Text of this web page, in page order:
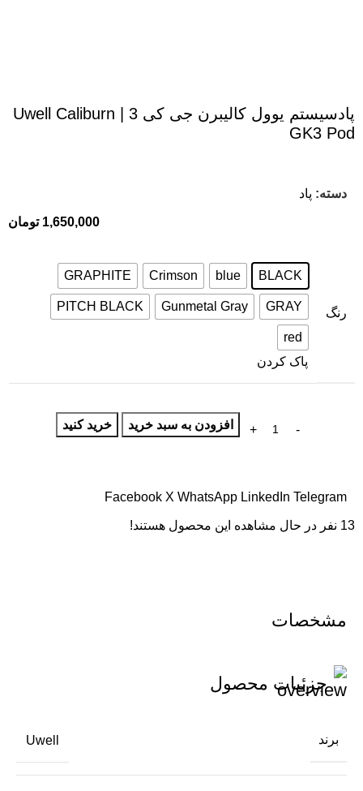
پادسیستم یوول کالیبرن جی کی 3 | Uwell Caliburn
GK3 Pod
دسته: پاد
1,650,000 تومان
رنگ
BLACK
blue
Crimson
GRAPHITE
GRAY
Gunmetal Gray
PITCH BLACK
red
پاک کردن
افزودن به سبد خرید خرید کنید
Facebook X WhatsApp LinkedIn Telegram
13 نفر در حال مشاهده این محصول هستند!
مشخصات
جزئیات محصول
برند Uwell